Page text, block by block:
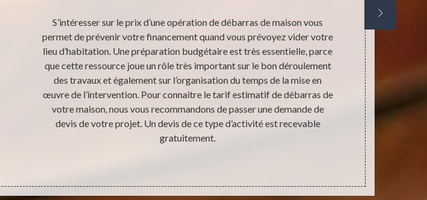
S’intéresser sur le prix d’une opération de débarras de maison vous
permet de prévenir votre financement quand vous prévoyez vider votre
lieu d’habitation. Une préparation budgétaire est très essentielle, parce
que cette ressource joue un rôle très important sur le bon déroulement
des travaux et également sur l’organisation du temps de la mise en
œuvre de l’intervention. Pour connaitre le tarif estimatif de débarras de
votre maison, nous vous recommandons de passer une demande de
devis de votre projet. Un devis de ce type d’activité est recevable
gratuitement.
ne serez
regretter
temps,